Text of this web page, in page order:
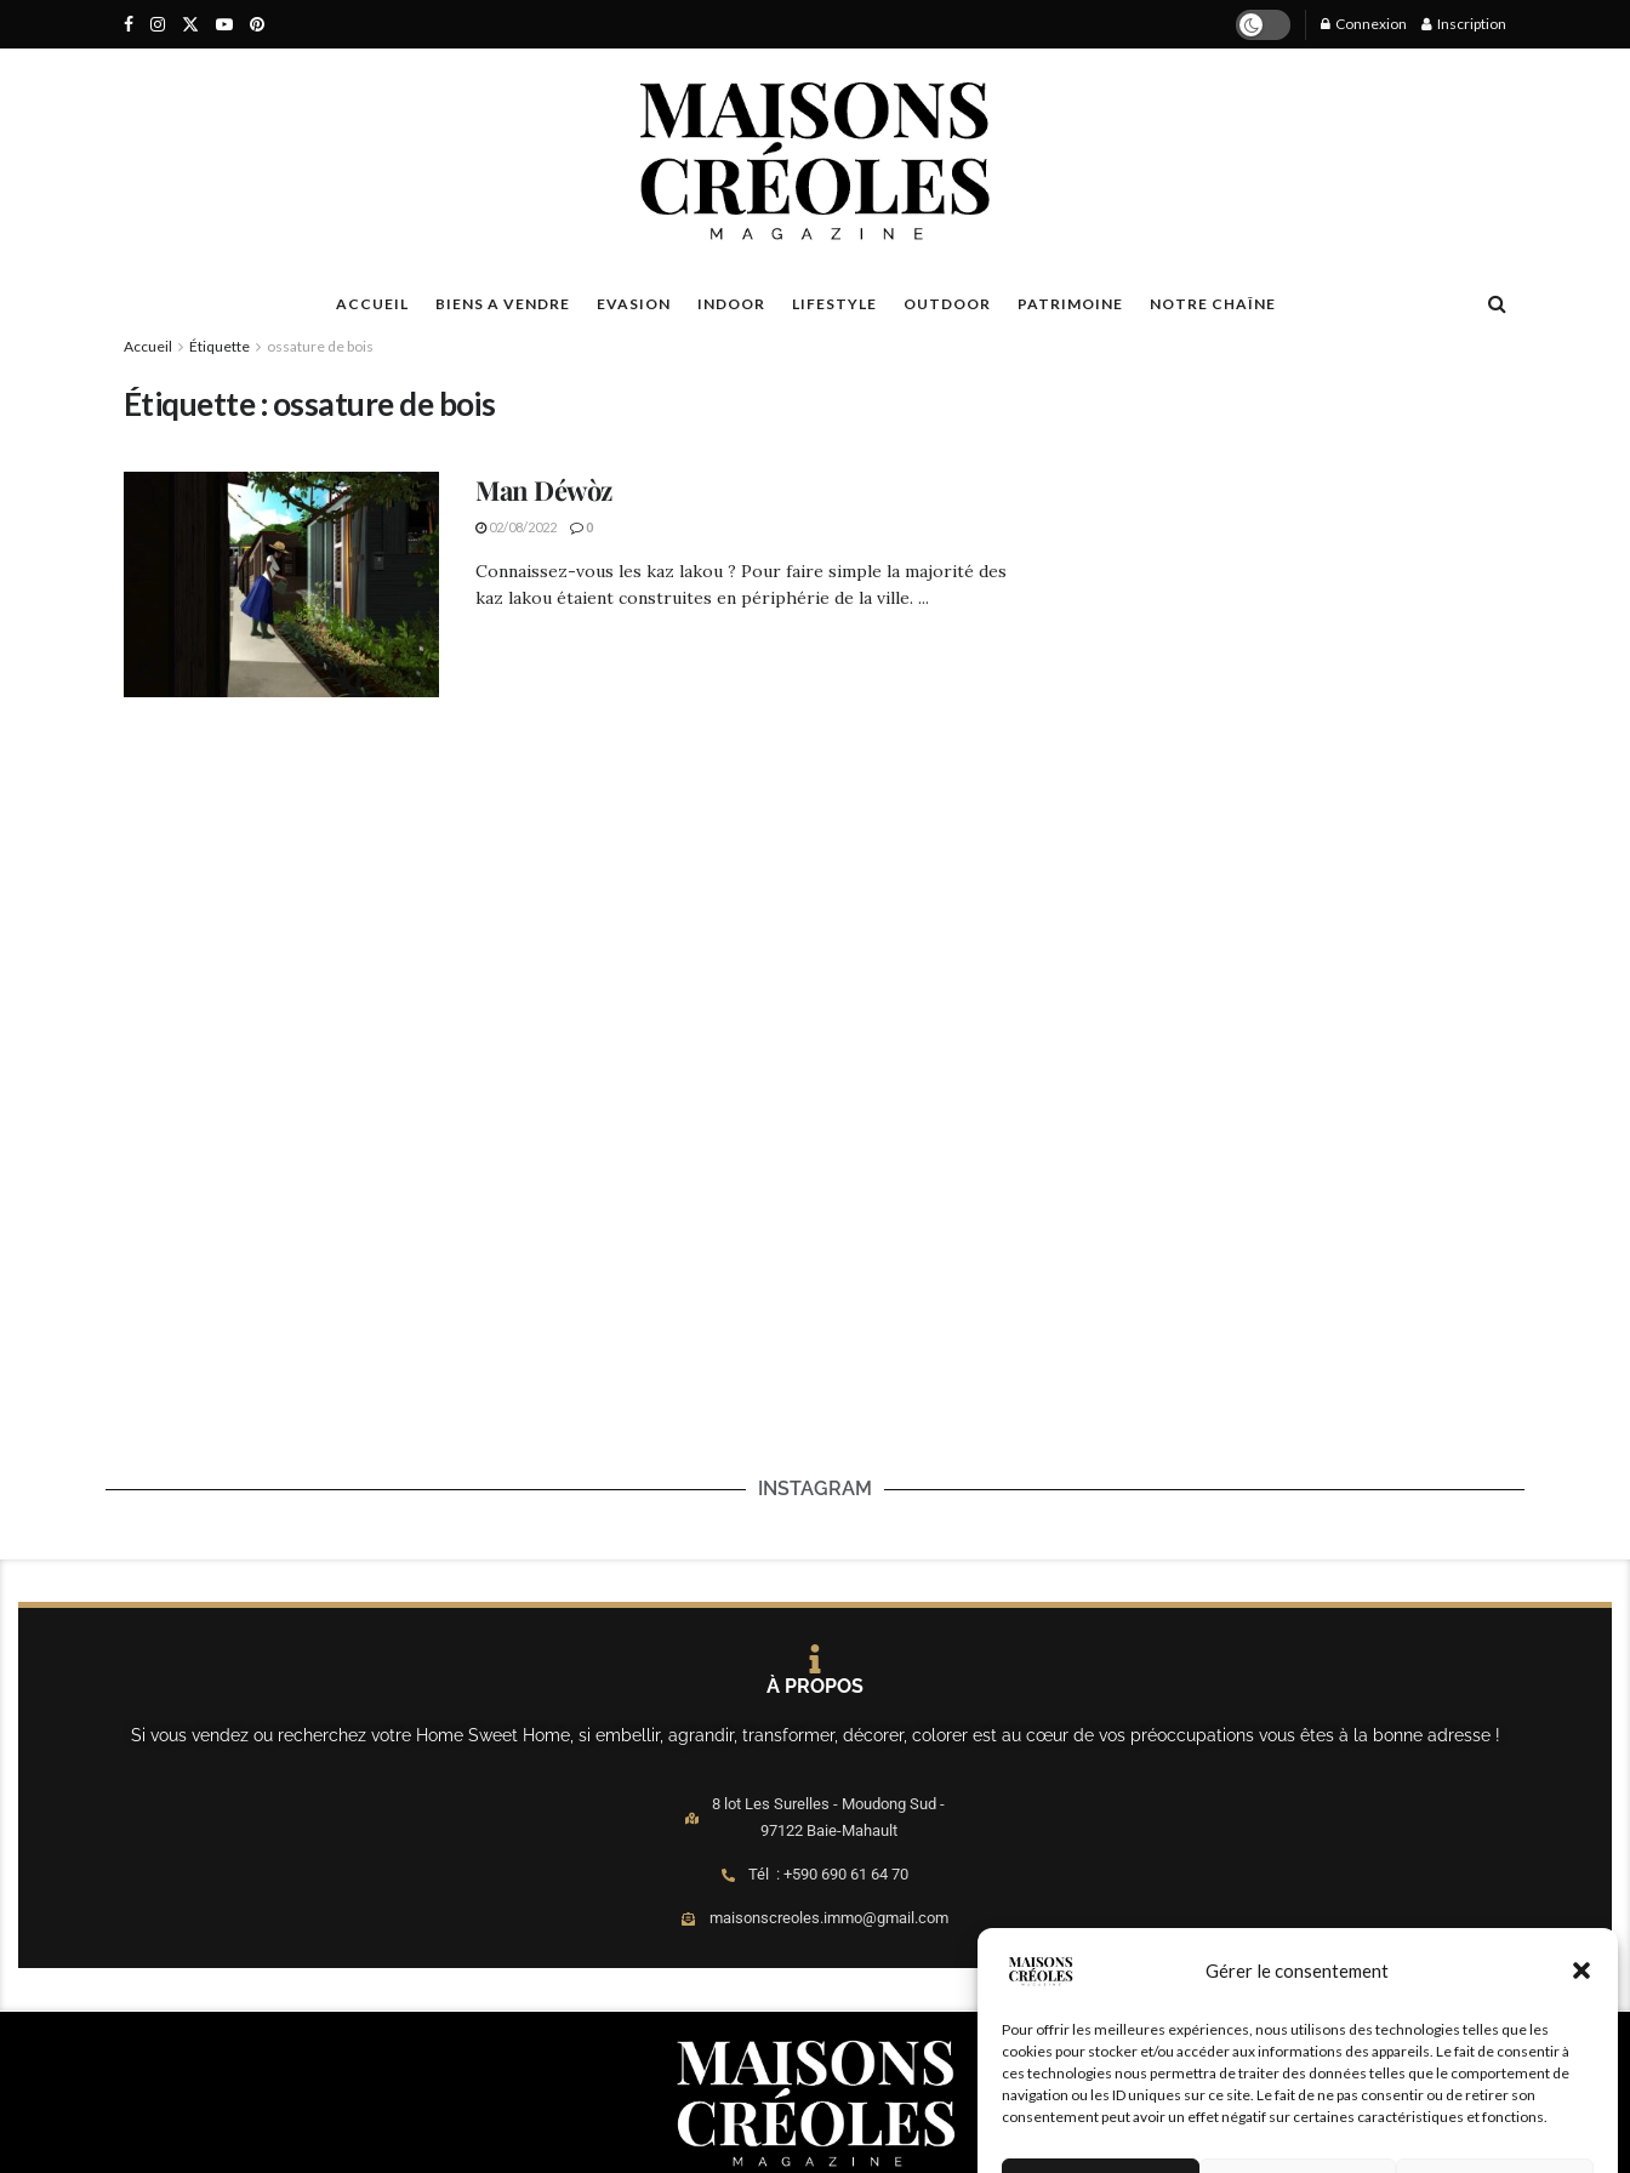
Gérer le consentement
Pour offrir les meilleures expériences, nous utilisons des technologies telles que les
cookies pour stocker et/ou accéder aux informations des appareils. Le fait de consentir à
ces technologies nous permettra de traiter des données telles que le comportement de
navigation ou les ID uniques sur ce site. Le fait de ne pas consentir ou de retirer son
consentement peut avoir un effet négatif sur certaines caractéristiques et fonctions.
Connexion Inscription
ACCUEIL BIENS A VENDRE EVASION INDOOR LIFESTYLE OUTDOOR PATRIMOINE NOTRE CHAÎNE
Accueil Étiquette ossature de bois
Étiquette :ossature de bois
Man Déwòz
02/08/2022 0
Connaissez-vous les kaz lakou ? Pour faire simple la majorité des
kaz lakou étaient construites en périphérie de la ville. ...
INSTAGRAM
À PROPOS
Si vous vendez ou recherchez votre Home Sweet Home, si embellir, agrandir, transformer, décorer, colorer est au cœur de vos préoccupations vous êtes à la bonne adresse !
8 lot Les Surelles - Moudong Sud -
97122 Baie-Mahault
Tél : +590 690 61 64 70
maisonscreoles.immo@gmail.com